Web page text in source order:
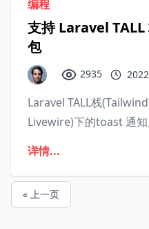
编程
支持 Laravel
包
2935
Laravel TALL栈
Livewire)下的toast 通
详情...
« 上一页